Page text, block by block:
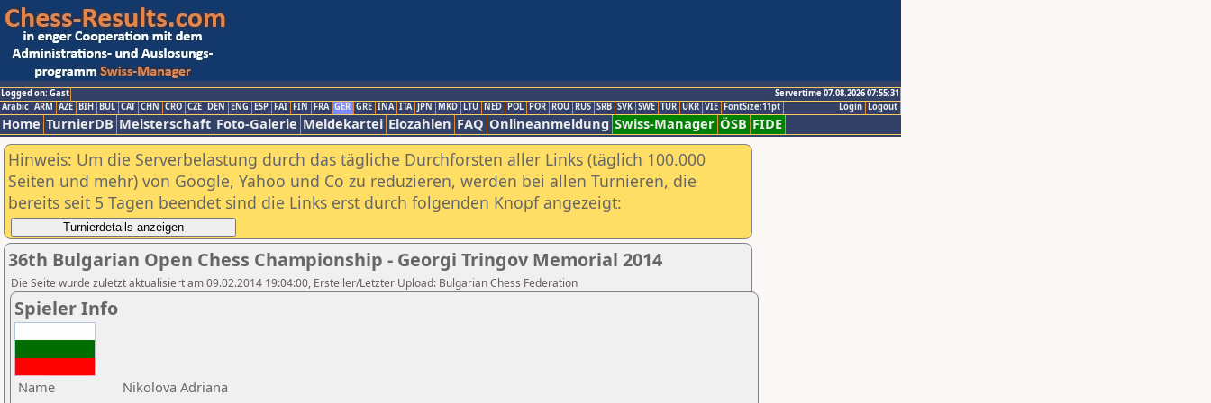
Logged on: Gast
Servertime 07.08.2026 07:55:31
Logout
Login
Arabic ARM AZE BIH BUL CAT CHN CRO CZE DEN ENG ESP FAI FIN FRA GER GRE INA ITA JPN MKD LTU NED POL POR ROU RUS SRB SVK SWE TUR UKR VIE FontSize:11pt
Home TurnierDB Meisterschaft Foto-Galerie Meldekartei Elozahlen FAQ Onlineanmeldung Swiss-Manager ÖSB FIDE
Hinweis: Um die Serverbelastung durch das tägliche Durchforsten aller Links (täglich 100.000
Seiten und mehr) von Google, Yahoo und Co zu reduzieren, werden bei allen Turnieren, die
bereits seit 5 Tagen beendet sind die Links erst durch folgenden Knopf angezeigt:
36th Bulgarian Open Chess Championship - Georgi Tringov Memorial 2014
Die Seite wurde zuletzt aktualisiert am 09.02.2014 19:04:00, Ersteller/Letzter Upload: Bulgarian Chess Federation
Spieler Info
Name
Nikolova Adriana